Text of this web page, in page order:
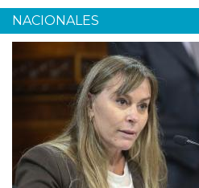
NACIONALES